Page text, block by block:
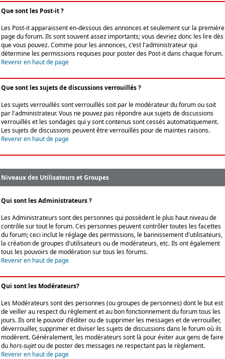
Que sont les Post-it ?
Les Post-it apparaissent en-dessous des annonces et seulement sur la première
page du forum. Ils sont souvent assez importants; vous devriez donc les lire dès
que vous pouvez. Comme pour les annonces, c'est l'administrateur qui
détermine les permissions requises pour poster des Post-it dans chaque forum.
Revenir en haut de page
Que sont les sujets de discussions verrouillés ?
Les sujets verrouillés sont verrouillés soit par le modérateur du forum ou soit
par l'administrateur. Vous ne pouvez pas répondre aux sujets de discussions
verrouillés et les sondages qui y sont contenus sont cessés automatiquement.
Les sujets de discussions peuvent être verrouillés pour de maintes raisons.
Revenir en haut de page
Niveaux des Utilisateurs et Groupes
Qui sont les Administrateurs ?
Les Administrateurs sont des personnes qui possèdent le plus haut niveau de
contrôle sur tout le forum. Ces personnes peuvent contrôler toutes les facettes
du forum; ceci inclut le réglage des permissions, le bannissement d'utilisateurs,
la création de groupes d'utilisateurs ou de modérateurs, etc. Ils ont également
tous les pouvoirs de modération sur tous les forums.
Revenir en haut de page
Qui sont les Modérateurs?
Les Modérateurs sont des personnes (ou groupes de personnes) dont le but est
de veiller au respect du règlement et au bon fonctionnement du forum tous les
jours. Ils ont le pouvoir d'éditer ou de supprimer les messages et de verrouiller,
déverrouiller, supprimer et diviser les sujets de discussions dans le forum où ils
modèrent. Généralement, les modérateurs sont là pour éviter aux gens de faire
duhors-sujetou de poster des messages ne respectant pas le règlement.
Revenir en haut de page